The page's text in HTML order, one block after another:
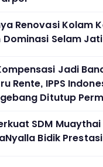
Renovasi Kolam
Selam
Jadi
Rente, IPPS
Ditutup
SDM
Bidik